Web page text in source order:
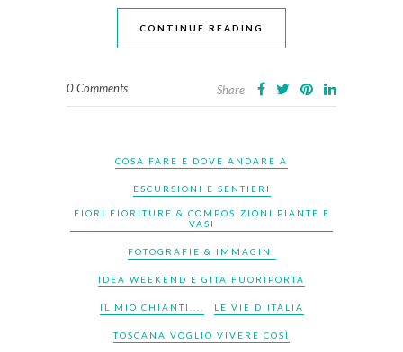
CONTINUE READING
0 Comments Share
COSA FARE E DOVE ANDARE A
ESCURSIONI E SENTIERI
FIORI FIORITURE & COMPOSIZIONI PIANTE E
VASI
FOTOGRAFIE & IMMAGINI
IDEA WEEKEND E GITA FUORIPORTA
IL MIO CHIANTI.... LE VIE D'ITALIA
TOSCANA VOGLIO VIVERE COSÌ